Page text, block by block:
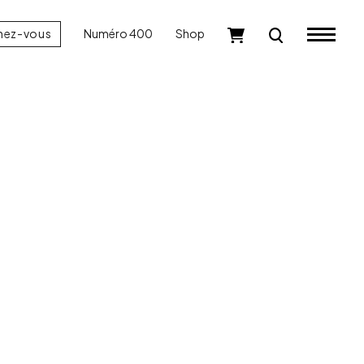
vous Numéro 400 Shop